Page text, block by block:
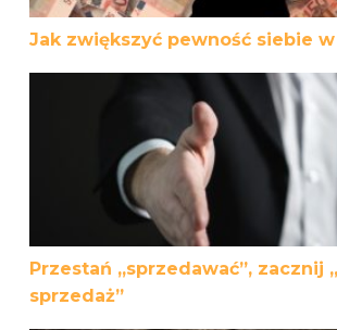
Jak zwiększyć pewność siebie
Przestań „sprzedawać”, zacznij
Przestań „sprzedawać”, zacznij
sprzedaż”